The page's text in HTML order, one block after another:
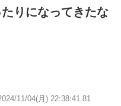
りになってきたな
11/04(月) 22:38:41.81